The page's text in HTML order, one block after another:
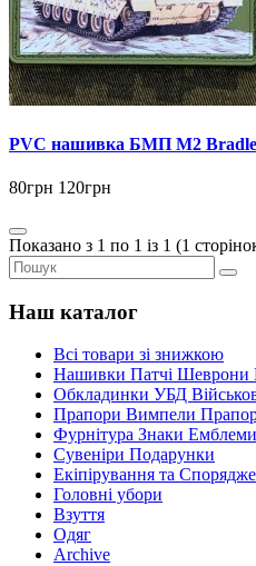
PVC нашивка БМП M2
80грн 120грн
Показано з 1 по 1 із 1 (1
Наш каталог
Всі товари зі знижкою
Нашивки Патчі Шеврони
Обкладинки УБД
Прапори Вимпели
Фурнітура Знаки Емблеми
Сувеніри Подарунки
Екіпірування та
Головні убори
Взуття
Одяг
Archive